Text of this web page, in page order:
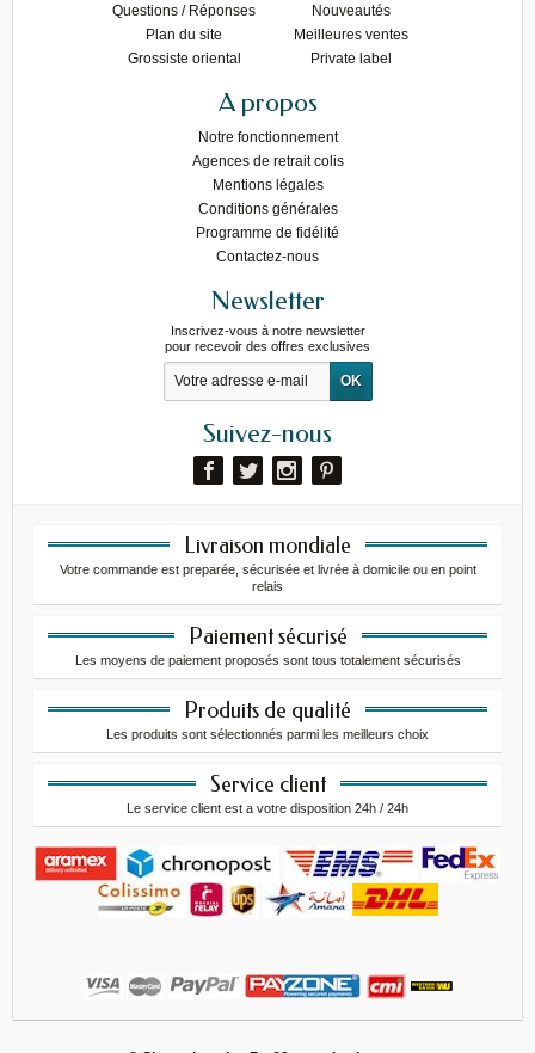
Questions / Réponses
Plan du site
Grossiste oriental
Nouveautés
Meilleures ventes
Private label
A propos
Notre fonctionnement
Agences de retrait colis
Mentions légales
Conditions générales
Programme de fidélité
Contactez-nous
Newsletter
Inscrivez-vous à notre newsletter
pour recevoir des offres exclusives
Suivez-nous
Livraison mondiale
Votre commande est preparée, sécurisée et livrée à domicile ou en point
relais
Paiement sécurisé
Les moyens de paiement proposés sont tous totalement sécurisés
Produits de qualité
Les produits sont sélectionnés parmi les meilleurs choix
Service client
Le service client est a votre disposition 24h / 24h